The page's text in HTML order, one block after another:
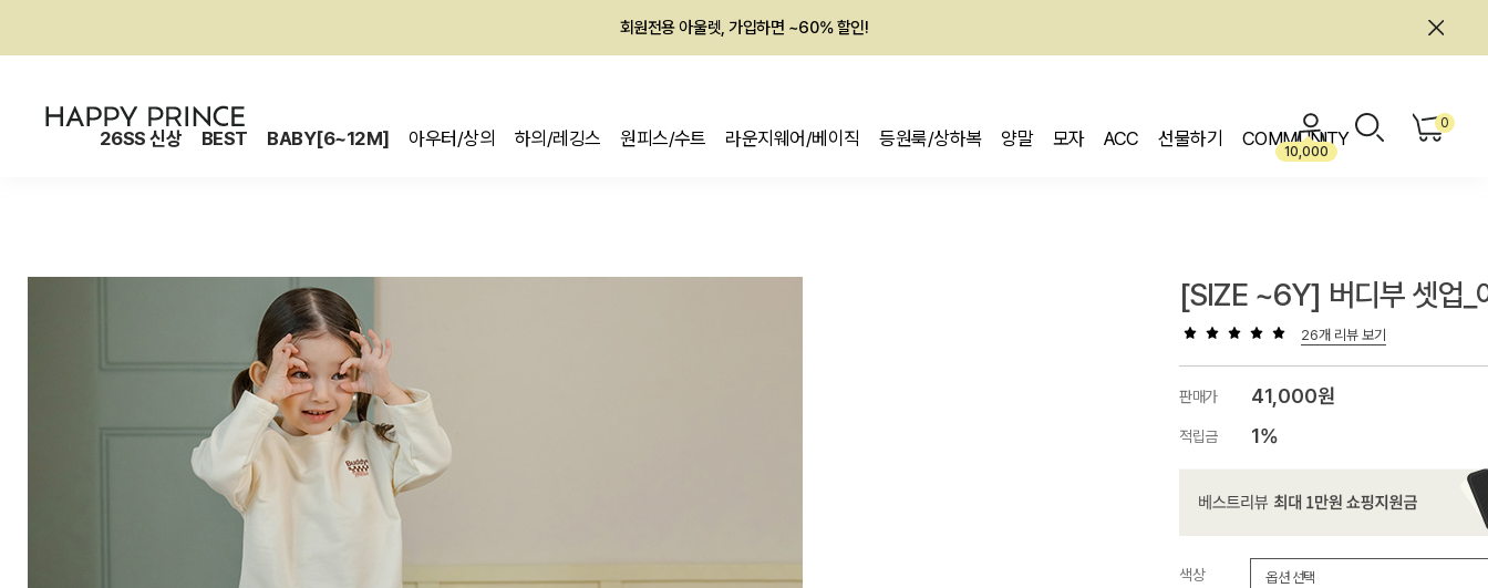
회원전용 아울렛, 가입하면 ~60% 할인!
26SS 신상 BEST BABY[6~12M] 아우터/상의 하의/레깅스 원피스/수트 라운지웨어/베이직 등원룩/상하복 양말 모자 ACC 선물하기 COMMUNITY
10,000
0
[SIZE ~6Y] 버디부 셋업_
26개 리뷰 보기
판매가 41,000원
적립금 1%
색상